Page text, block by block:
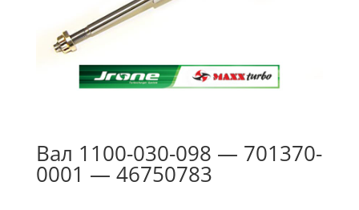
Вал 1100-030-098 — 701370-
0001 — 46750783